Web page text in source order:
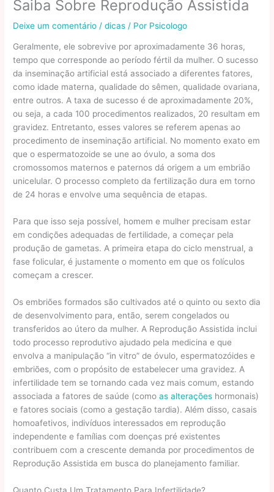
Saiba Sobre Reprodução Assistida
Deixe um comentário /dicas / Por Psicologo
Geralmente, ele sobrevive por aproximadamente 36 horas,
tempo que corresponde ao período fértil da mulher. O sucesso
da inseminação artificial está associado a diferentes fatores,
como idade materna, qualidade do sêmen, qualidade ovariana,
entre outros. A taxa de sucesso é de aproximadamente 20%,
ou seja, a cada 100 procedimentos realizados, 20 resultam em
gravidez. Entretanto, esses valores se referem apenas ao
procedimento de inseminação artificial. No momento exato em
que o espermatozoide se une ao óvulo, a soma dos
cromossomos maternos e paternos dá origem a um embrião
unicelular. O processo completo da fertilização dura em torno
de 24 horas e envolve uma sequência de etapas.
Para que isso seja possível, homem e mulher precisam estar
em condições adequadas de fertilidade, a começar pela
produção de gametas. A primeira etapa do ciclo menstrual, a
fase folicular, é justamente o momento em que os folículos
começam a crescer.
Os embriões formados são cultivados até o quinto ou sexto dia
de desenvolvimento para, então, serem congelados ou
transferidos ao útero da mulher. A Reprodução Assistida inclui
todo processo reprodutivo ajudado pela medicina e que
envolva a manipulação “in vitro” de óvulo, espermatozóides e
embriões, com o propósito de estabelecer uma gravidez. A
infertilidade tem se tornando cada vez mais comum, estando
associada a fatores de saúde (comoas alterações hormonais)
e fatores sociais (como a gestação tardia). Além disso, casais
homoafetivos, indivíduos interessados em reprodução
independente e famílias com doenças pré existentes
contribuem com a crescente demanda por procedimentos de
Reprodução Assistida em busca do planejamento familiar.